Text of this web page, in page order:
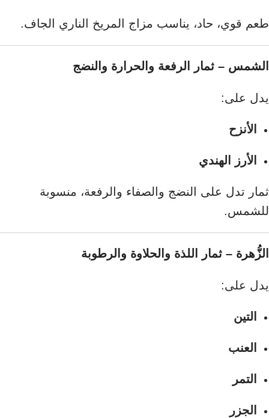
طعم قوي، حاد، يناسب مزاج المريخ الناري الجاف.
الشمس – ثمار الرفعة والحرارة والنضج
يدل على:
الأنزح
الأرز الهندي
ثمار تدل على النضج والصفاء والرفعة، منسوبة
للشمس.
الزُّهرة – ثمار اللذة والحلاوة والرطوبة
يدل على:
التين
العنب
التمر
الجزر